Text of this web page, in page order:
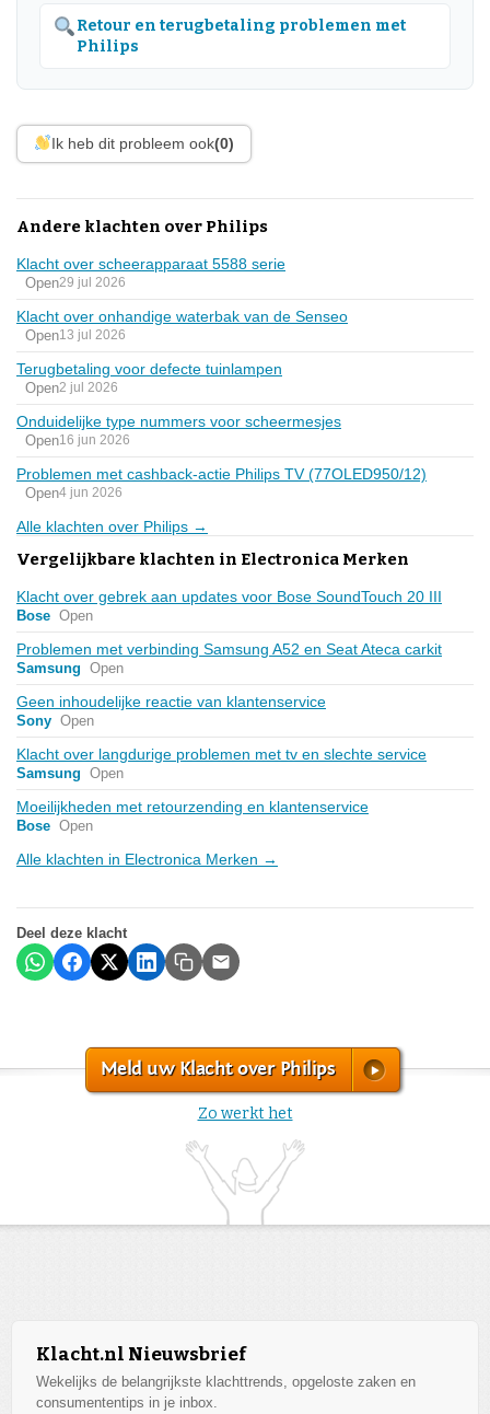
Retour en terugbetaling problemen met
Philips
Ik heb dit probleem ook(0)
Andere klachten over Philips
Klacht over scheerapparaat 5588 serie
Open29 jul 2026
Klacht over onhandige waterbak van de Senseo
Open13 jul 2026
Terugbetaling voor defecte tuinlampen
Open2 jul 2026
Onduidelijke type nummers voor scheermesjes
Open16 jun 2026
Problemen met cashback-actie Philips TV (77OLED950/12)
Open4 jun 2026
Alle klachten over Philips →
Vergelijkbare klachten in Electronica Merken
Klacht over gebrek aan updates voor Bose SoundTouch 20 III
Bose Open
Problemen met verbinding Samsung A52 en Seat Ateca carkit
Samsung Open
Geen inhoudelijke reactie van klantenservice
Sony Open
Klacht over langdurige problemen met tv en slechte service
Samsung Open
Moeilijkheden met retourzending en klantenservice
Bose Open
Alle klachten in Electronica Merken →
Deel deze klacht
Meld uw Klacht over Philips
Zo werkt het
Klacht.nl Nieuwsbrief
Wekelijks de belangrijkste klachttrends, opgeloste zaken en
consumententips in je inbox.